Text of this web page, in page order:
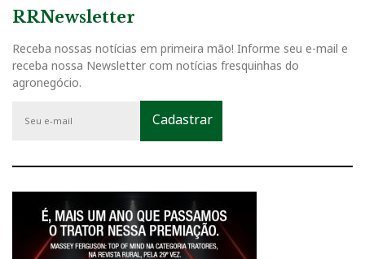
RRNewsletter
Receba nossas notícias em primeira mão! Informe seu e-mail e
receba nossa Newsletter com notícias fresquinhas do
agronegócio.